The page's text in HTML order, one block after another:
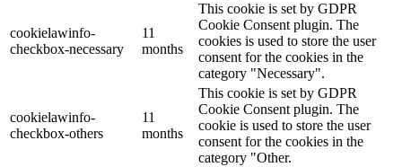
cookielawinfo-
checkbox-necessary
11
months
This cookie is set by GDPR
Cookie Consent plugin. The
cookies is used to store the user
consent for the cookies in the
category "Necessary".
cookielawinfo-
checkbox-others
11
months
This cookie is set by GDPR
Cookie Consent plugin. The
cookie is used to store the user
consent for the cookies in the
category "Other.